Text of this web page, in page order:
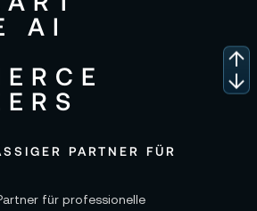
PARTNER FÜR
für professionelle